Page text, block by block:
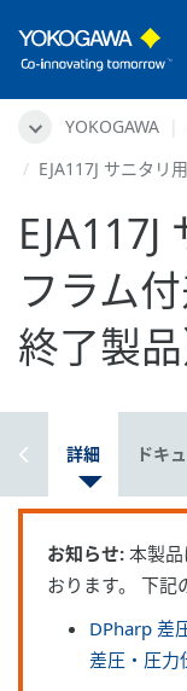
YOKOGAWA
EJA117J サニタリ
フラム
終了製品
要 詳細 ドキ
お知らせ: 本製
おります。 下記
DPharp 差
差圧・圧力